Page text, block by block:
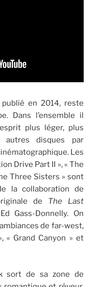
en 2014, reste
Dans l’ensemble il
plus léger, plus
disques par
Les
Drive Part II », « The
Three Sisters » sont
la collaboration de
de The Last
Gass-Donnelly. On
de far-west,
« Grand Canyon » et
sort de sa zone de